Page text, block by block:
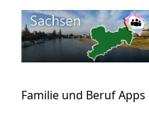
Familie und Beruf Apps